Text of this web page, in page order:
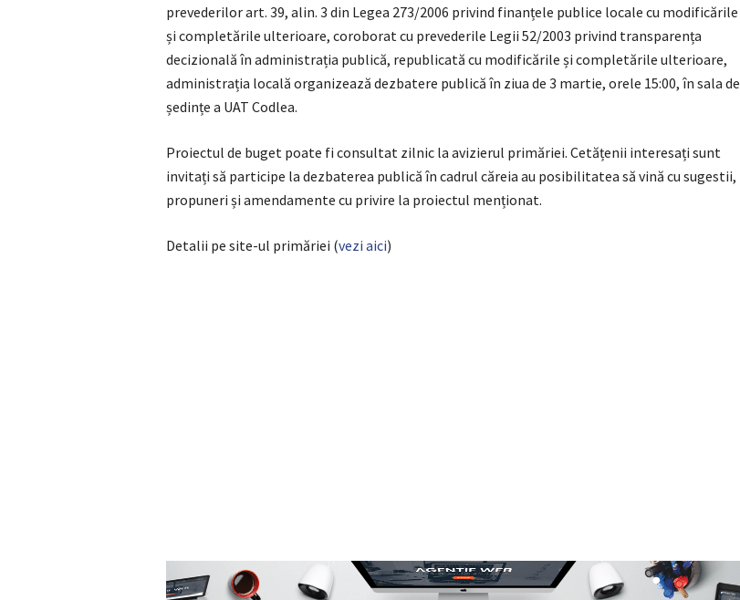
prevederilor art. 39, alin. 3 din Legea 273/2006 privind finanțele publice locale cu modificările
și completările ulterioare, coroborat cu prevederile Legii 52/2003 privind transparența
decizională în administrația publică, republicată cu modificările și completările ulterioare,
administrația locală organizează dezbatere publică în ziua de 3 martie, orele 15:00, în sala de
ședințe a UAT Codlea.
Proiectul de buget poate fi consultat zilnic la avizierul primăriei. Cetățenii interesați sunt
invitați să participe la dezbaterea publică în cadrul căreia au posibilitatea să vină cu sugestii,
propuneri și amendamente cu privire la proiectul menționat.
Detalii pe site-ul primăriei (vezi aici)